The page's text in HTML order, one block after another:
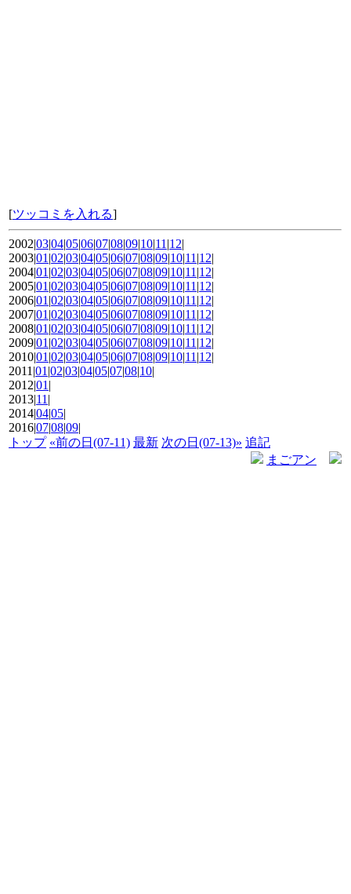
[ツッコミを入れる]
2002|03|04|05|06|07|08|09|10|11|12|
2003|01|02|03|04|05|06|07|08|09|10|11|12|
2004|01|02|03|04|05|06|07|08|09|10|11|12|
2005|01|02|03|04|05|06|07|08|09|10|11|12|
2006|01|02|03|04|05|06|07|08|09|10|11|12|
2007|01|02|03|04|05|06|07|08|09|10|11|12|
2008|01|02|03|04|05|06|07|08|09|10|11|12|
2009|01|02|03|04|05|06|07|08|09|10|11|12|
2010|01|02|03|04|05|06|07|08|09|10|11|12|
2011|01|02|03|04|05|07|08|10|
2012|01|
2013|11|
2014|04|05|
2016|07|08|09|
トップ «前の日(07-11) 最新 次の日(07-13)» 追記
まごアン